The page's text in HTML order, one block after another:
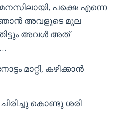
പക്ഷെ എന്നെ
അവളുടെ മുല
അവൾ അത്
മാറ്റി, കഴിക്കാൻ
കൊണ്ടു ശരി